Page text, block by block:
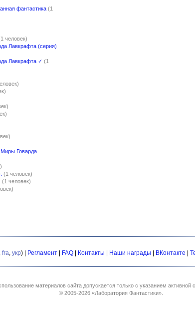
фантастика (1
человек)
Лавкрафта (серия)
Лавкрафта ✓ (1
Говарда
(1 человек)
(1 человек)
, fra, укр) | Регламент FAQ Контакты Наши награды ВКонтакте
материалов сайта допускается только с указанием активной
© 2005-2026 «Лаборатория Фантастики».